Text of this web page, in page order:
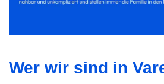
Wer wir sind in